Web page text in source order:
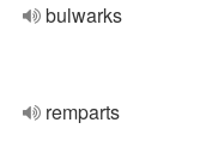
bulwarks
remparts